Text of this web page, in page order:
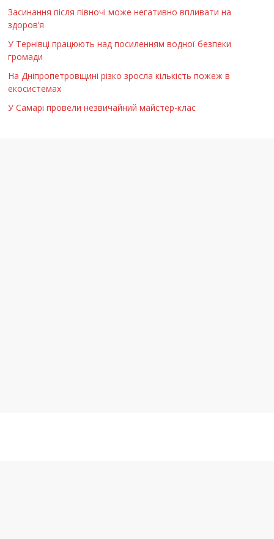
Засинання після півночі може негативно впливати на
здоров’я
У Тернівці працюють над посиленням водної безпеки
громади
На Дніпропетровщині різко зросла кількість пожеж в
екосистемах
У Самарі провели незвичайний майстер-клас